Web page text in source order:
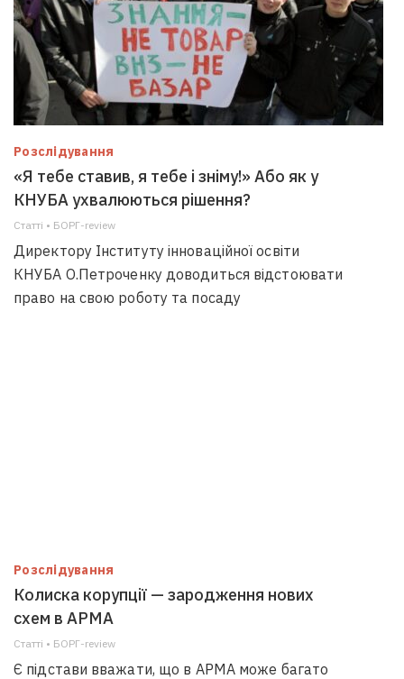
Розслідування
«Я тебе ставив, я тебе і зніму!» Або як у
КНУБА ухвалюються рішення?
Статті • БОРГ-review
Директору Інституту інноваційної освіти
КНУБА О.Петроченку доводиться відстоювати
право на свою роботу та посаду
Розслідування
Колиска корупції — зародження нових
схем в АРМА
Статті • БОРГ-review
Є підстави вважати, що в АРМА може багато